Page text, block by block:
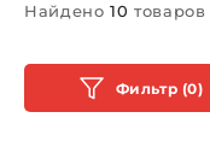
Найдено10 товаров
Фильтр (0)